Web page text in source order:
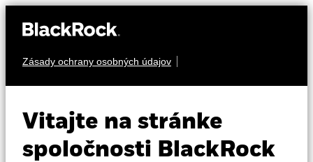
Zásady ochrany osobných údajov
Vitajte na stránke
spoločnosti BlackRock
Vzdelávanie
BGF World Technology
Fund